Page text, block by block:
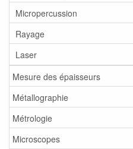
Micropercussion
Rayage
Laser
Mesure des épaisseurs
Métallographie
Métrologie
Microscopes